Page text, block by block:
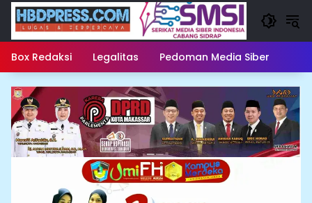
Langsung
konten
Box Redaksi Legalitas Pedoman Media Siber